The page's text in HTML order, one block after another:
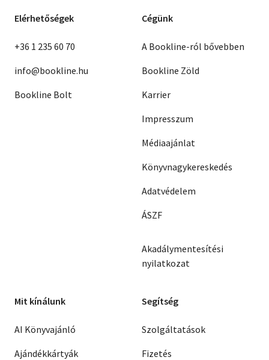
Elérhetőségek
+36 1 235 60 70
info@bookline.hu
Bookline Bolt
Cégünk
A Bookline-ról bővebben
Bookline Zöld
Karrier
Impresszum
Médiaajánlat
Könyvnagykereskedés
Adatvédelem
ÁSZF
Akadálymentesítési
nyilatkozat
Mit kínálunk
AI Könyvajánló
Ajándékkártyák
Segítség
Szolgáltatások
Fizetés